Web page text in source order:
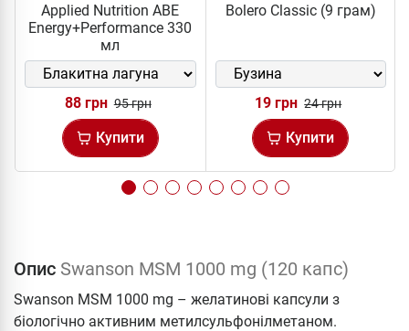
Applied Nutrition ABE
Energy+Performance 330
мл
88 грн 95 грн
Купити
Bolero Classic (9 грам)
19 грн 24 грн
Купити
Опис Swanson MSM 1000 mg (120 капс)
Swanson MSM 1000 mg – желатинові капсули з
біологічно активним метилсульфонілметаном.